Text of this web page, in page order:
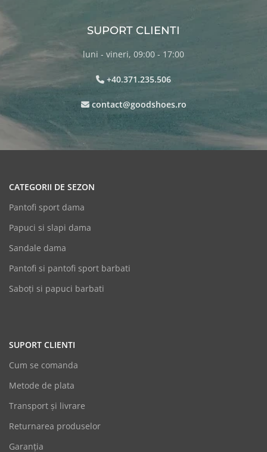
SUPORT CLIENTI
luni - vineri, 09:00 - 17:00
+40.371.235.506
contact@goodshoes.ro
CATEGORII DE SEZON
Pantofi sport dama
Papuci si slapi dama
Sandale dama
Pantofi si pantofi sport barbati
Saboți si papuci barbati
SUPORT CLIENTI
Cum se comanda
Metode de plata
Transport și livrare
Returnarea produselor
Garanția